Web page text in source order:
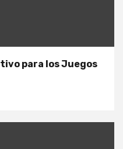
para los Juegos